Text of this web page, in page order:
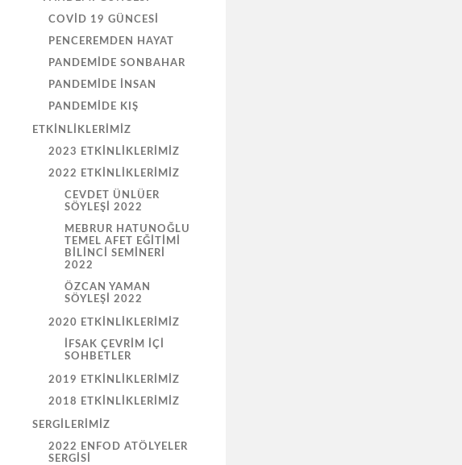
COVID 19 GÜNCESI
PENCEREMDEN HAYAT
PANDEMIDE SONBAHAR
PANDEMIDE İNSAN
PANDEMIDE KIŞ
ETKINLIKLERIMIZ
2023 ETKINLIKLERIMIZ
2022 ETKINLIKLERIMIZ
CEVDET ÜNLÜER
SÖYLEŞİ 2022
MEBRUR HATUNOĞLU
TEMEL AFET EĞİTİMİ
BİLİNCİ SEMİNERİ
2022
ÖZCAN YAMAN
SÖYLEŞİ 2022
2020 ETKINLIKLERIMIZ
İFSAK ÇEVRIM İÇI
SOHBETLER
2019 ETKINLIKLERIMIZ
2018 ETKINLIKLERIMIZ
SERGILERIMIZ
2022 ENFOD ATÖLYELER
SERGISI